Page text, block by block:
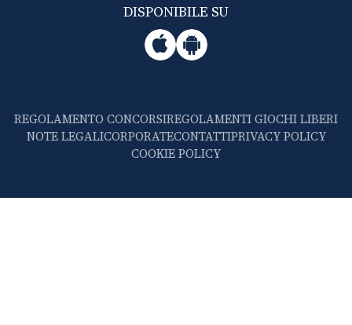
DISPONIBILE SU
REGOLAMENTO CONCORSIREGOLAMENTI GIOCHI LIBERI
NOTE LEGALICORPORATECONTATTIPRIVACY POLICY
COOKIE POLICY